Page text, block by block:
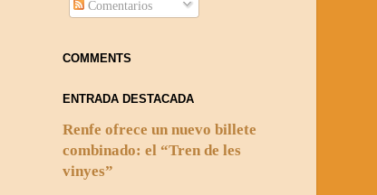
Comentarios
COMMENTS
ENTRADA DESTACADA
Renfe ofrece un nuevo billete
combinado: el “Tren de les
vinyes”